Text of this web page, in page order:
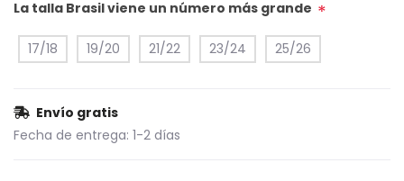
La talla Brasil viene un número más grande *
17/18 19/20 21/22 23/24 25/26
Envío gratis
Fecha de entrega: 1-2 días